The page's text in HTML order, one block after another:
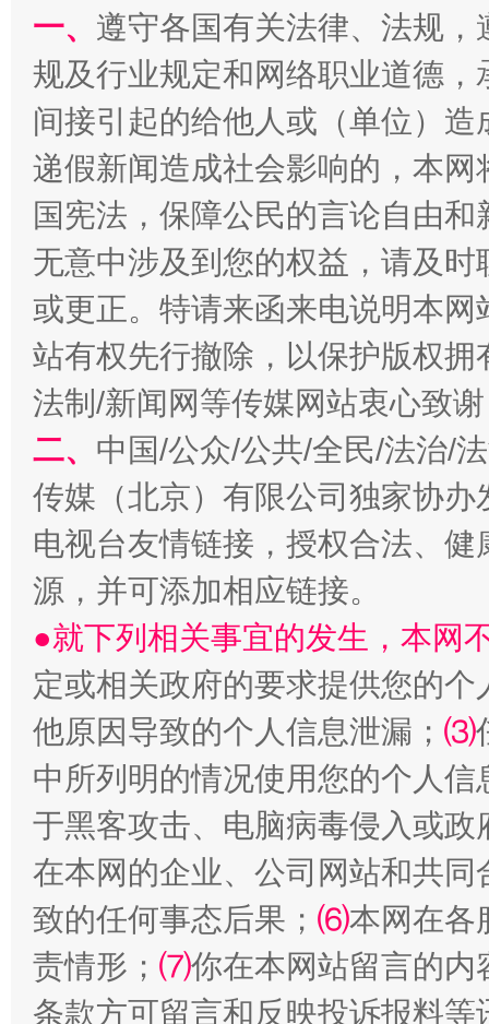
千年窑火 生生不息
揭开“小金库”的免责幌子
受贿1.44亿！段成刚被判无期
全民健身五年计划来了！等你上场
一、 遵守各国有关法律、法规
规及行业规定和网络职业道德
间接引起的给他人或（单位）
递假新闻造成社会影响的，本
国宪法，保障公民的言论自由
无意中涉及到您的权益，请及
或更正。特请来函来电说明本
站有权先行撤除，以保护版权
法制/新闻网等传媒网站衷心致
二、 中国/公众/公共/全民/法治/
传媒（北京）有限公司独家协
电视台友情链接，授权合法、
源，并可添加相应链接。
●就下列相关事宜的发生，本网
定或相关政府的要求提供您的个
他原因导致的个人信息泄漏； ⑶
中所列明的情况使用您的个人
于黑客攻击、电脑病毒侵入或
在本网的企业、公司网站和共
致的任何事态后果； ⑹本网在各
责情形； ⑺你在本网站留言的内
条款方可留言和反映投诉报料